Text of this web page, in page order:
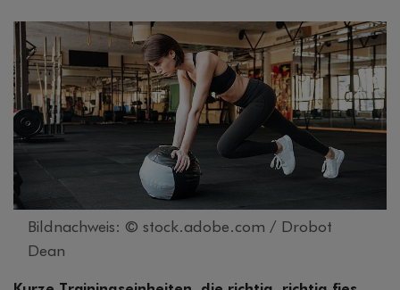
Bildnachweis: © stock.adobe.com / Drobot
Dean